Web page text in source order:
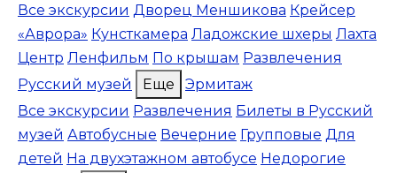
Все экскурсии Дворец Меншикова Крейсер
«Аврора» Кунсткамера Ладожские шхеры Лахта
Центр Ленфильм По крышам Развлечения
Русский музей
Еще
Эрмитаж
Все экскурсии Развлечения Билеты в Русский
музей Автобусные Вечерние Групповые Для
детей На двухэтажном автобусе Недорогие